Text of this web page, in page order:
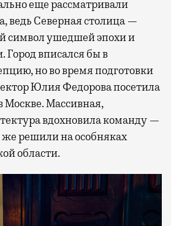
еще рассматривали
ведь Северная столица —
символ ушедшей эпохи и
Город вписался бы в
но во время подготовки
Юлия Федорова посетила
Москве. Массивная,
вдохновила команду —
же решили на особняках
области.